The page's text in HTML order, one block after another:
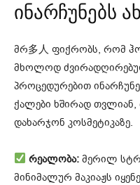
ინარჩუნებს
მრ多人 ფიქრობს, რომ
მხოლოდ
პროცედურებით
ქალები ხშირად თვლიან,
დახარჯონ კოსმეტიკაზე.
რეალობა: მერილ
მინიმალურ მაკიაჟს